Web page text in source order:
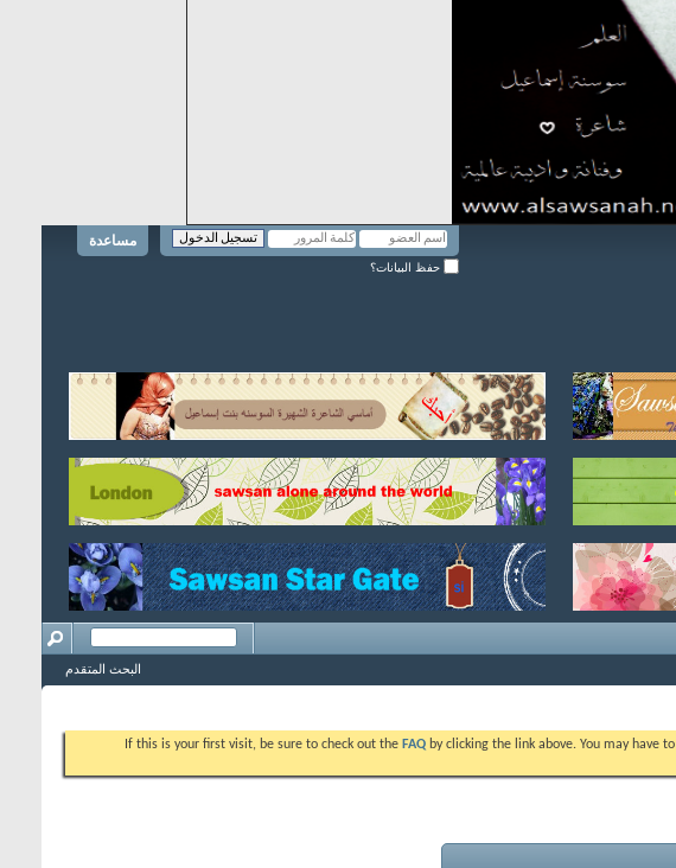
مساعدة
حفظ البيانات؟
البحث المتقدم
If this is your first visit, be sure to check out the FAQ by clicking the link above. You may have to